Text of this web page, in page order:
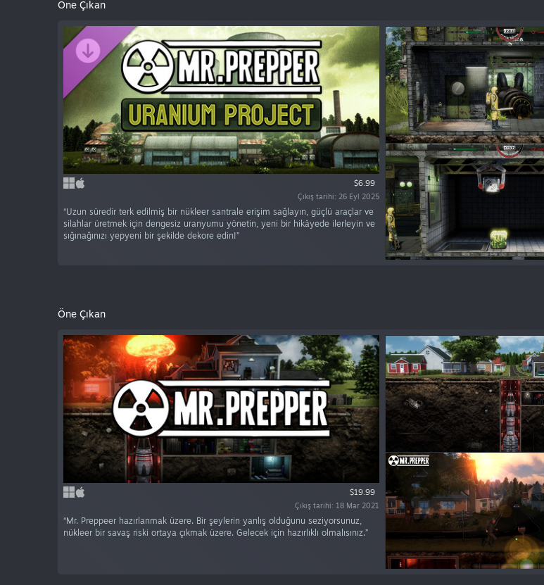
Öne Çıkan
$6.99
Çıkış tarihi: 26 Eyl 2025
“Uzun süredir terk edilmiş bir nükleer santrale erişim sağlayın, güçlü araçlar ve
silahlar üretmek için dengesiz uranyumu yönetin, yeni bir hikâyede ilerleyin ve
sığınağınızı yepyeni bir şekilde dekore edin!”
Öne Çıkan
$19.99
Çıkış tarihi: 18 Mar 2021
“Mr. Preppeer hazırlanmak üzere. Bir şeylerin yanlış olduğunu seziyorsunuz,
nükleer bir savaş riski ortaya çıkmak üzere. Gelecek için hazırlıklı olmalısınız.”